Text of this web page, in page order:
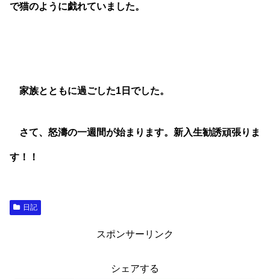
で猫のように戯れていました。
家族とともに過ごした1日でした。
さて、怒濤の一週間が始まります。新入生勧誘頑張りま
す！！
日記
スポンサーリンク
シェアする